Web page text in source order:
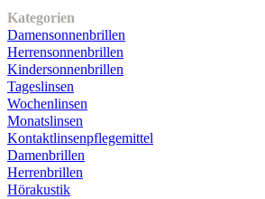
Kategorien
Damensonnenbrillen
Herrensonnenbrillen
Kindersonnenbrillen
Tageslinsen
Wochenlinsen
Monatslinsen
Kontaktlinsenpflegemittel
Damenbrillen
Herrenbrillen
Hörakustik